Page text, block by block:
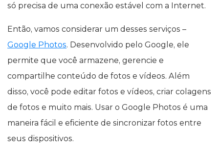
só precisa de uma conexão estável com a Internet.
Então, vamos considerar um desses serviços –
Google Photos. Desenvolvido pelo Google, ele
permite que você armazene, gerencie e
compartilhe conteúdo de fotos e vídeos. Além
disso, você pode editar fotos e vídeos, criar colagens
de fotos e muito mais. Usar o Google Photos é uma
maneira fácil e eficiente de sincronizar fotos entre
seus dispositivos.